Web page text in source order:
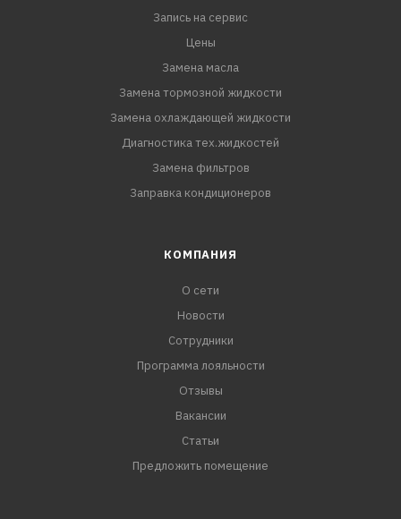
Запись на сервис
Цены
Замена масла
Замена тормозной жидкости
Замена охлаждающей жидкости
Диагностика тех.жидкостей
Замена фильтров
Заправка кондиционеров
КОМПАНИЯ
О сети
Новости
Сотрудники
Программа лояльности
Отзывы
Вакансии
Статьи
Предложить помещение